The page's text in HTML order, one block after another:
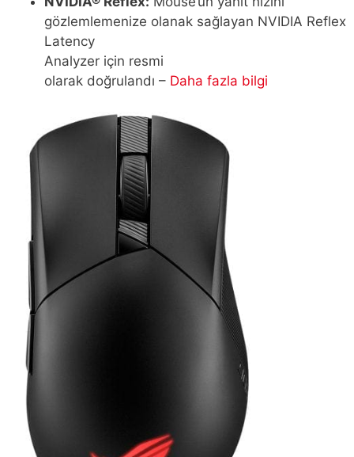
gözlemlemenize olanak sağlayan NVIDIA Reflex
Latency
Analyzer için resmi
olarak doğrulandı – Daha fazla bilgi